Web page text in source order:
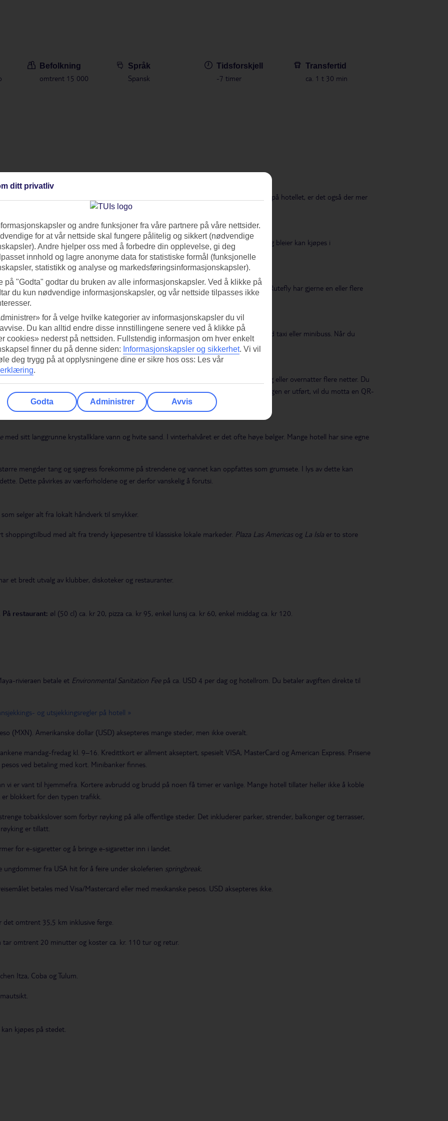
Befolkning
omtrent 15 000
Språk
Spansk
Tidsforskjell
-7 timer
Transfertid
ca. 1 t 30 min
I hotell- og ferieområdene er fremkommeligheten enklere.
fasiliteter og rom under 'Om hotellet'. Hvis det er rom tilpasset bevegelseshemmede på hotellet, er det også der mer
enkelt å komme seg rundt med barnevogn. Stedvis høye fortauskanter. Barnemat og bleier kan kjøpes i
Playa Norteer langgrunn og barnevennlig.
utreisen og 9 timer 25 minutter på hjemreisen. Tid beregnet fra/til Oslo-Gardermoen. Rutefly har gjerne en eller flere
flyløsning du velger. Det kan variere mellom 15 og 20 timer.
minutter ferge og ventetid på fergeleiet). Bestill busstransfer eller privat transport med taxi eller minibuss. Når du
er tilgjengelige.Her kan du lese mer om transfer»
turistskatt
på omtrent 12 USD per person, uansett om du kun er i landet en dag eller overnatter flere netter. Du
besøket viawww.visitax.gob.mxmed Visa, Mastercard eller American Express. Når betalingen er utført, vil du motta en QR-
på smarttelefonen din. QR-koden vises ved grensekontrollen ved hjemreise.
med sitt langgrunne krystallklare vann og hvite sand. I vinterhalvåret er det ofte høye bølger. Mange hotell har sine egne
mengder tang og sjøgress forekomme på strendene og vannet kan oppfattes som grumsete. I lys av dette kan
Dette påvirkes av værforholdene og er derfor vanskelig å forutsi.
selger alt fra lokalt håndverk til smykker.
med alt fra trendy kjøpesentre til klassiske lokale markeder. Plaza Las Americasog La Isla er to store
et bredt utvalg av klubber, diskoteker og restauranter.
På restaurant: øl (50 cl) ca. kr 20, pizza ca. kr 95, enkel lunsj ca. kr 60, enkel middag ca. kr 120.
rivieraen betale et Environmental Sanitation Feepå ca. USD 4 per dag og hotellrom. Du betaler avgiften direkte til
og utsjekkingsregler på hotell »
(MXN). Amerikanske dollar (USD) aksepteres mange steder, men ikke overalt.
mandag-fredag kl. 9–16. Kredittkort er allment akseptert, spesielt VISA, MasterCard og American Express. Prisene
ved betaling med kort. Minibanker finnes.
vi er vant til hjemmefra. Kortere avbrudd og brudd på noen få timer er vanlige. Mange hotell tillater heller ikke å koble
blokkert for den typen trafikk.
tobakkslover som forbyr røyking på alle offentlige steder. Det inkluderer parker, strender, balkonger og terrasser,
er tillatt.
for e-sigaretter og å bringe e-sigaretter inn i landet.
ungdommer fra USA hit for å feire under skoleferien springbreak.
betales med Visa/Mastercard eller med mexikanske pesos. USD aksepteres ikke.
det omtrent 35,5 km inklusive ferge.
tar omtrent 20 minutter og koster ca. kr. 110 tur og retur.
Itza, Coba og Tulum.
kjøpes på stedet.
ditt privatliv
og andre funksjoner fra våre partnere på våre nettsider.
for at vår nettside skal fungere pålitelig og sikkert (nødvendige
Andre hjelper oss med å forbedre din opplevelse, gi deg
innhold og lagre anonyme data for statistiske formål (funksjonelle
statistikk og analyse og markedsføringsinformasjonskapsler).
på "Godta" godtar du bruken av alle informasjonskapsler. Ved å klikke på
du kun nødvendige informasjonskapsler, og vår nettside tilpasses ikke
for å velge hvilke kategorier av informasjonskapsler du vil
Du kan alltid endre disse innstillingene senere ved å klikke på
cookies» nederst på nettsiden. Fullstendig informasjon om hver enkelt
finner du på denne siden: Informasjonskapsler og sikkerhet. Vi vil
deg trygg på at opplysningene dine er sikre hos oss: Les vår
.
Godta Administrer Avvis